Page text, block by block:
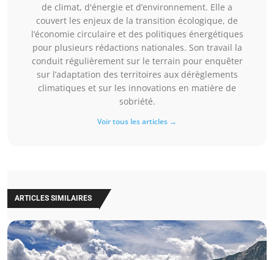
de climat, d'énergie et d’environnement. Elle a
couvert les enjeux de la transition écologique, de
l’économie circulaire et des politiques énergétiques
pour plusieurs rédactions nationales. Son travail la
conduit régulièrement sur le terrain pour enquêter
sur l’adaptation des territoires aux dérèglements
climatiques et sur les innovations en matière de
sobriété.
Voir tous les articles →
ARTICLES SIMILAIRES